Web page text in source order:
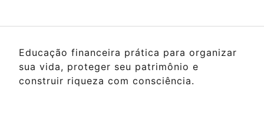
Educação financeira prática para organizar
sua vida, proteger seu patrimônio e
construir riqueza com consciência.